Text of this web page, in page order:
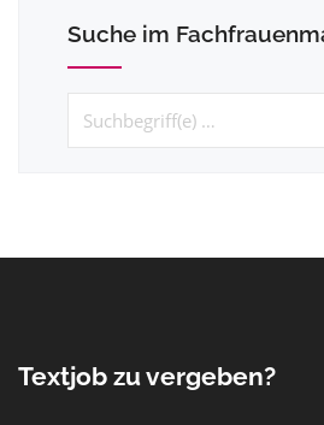
Suche im
Textjob zu vergeben?